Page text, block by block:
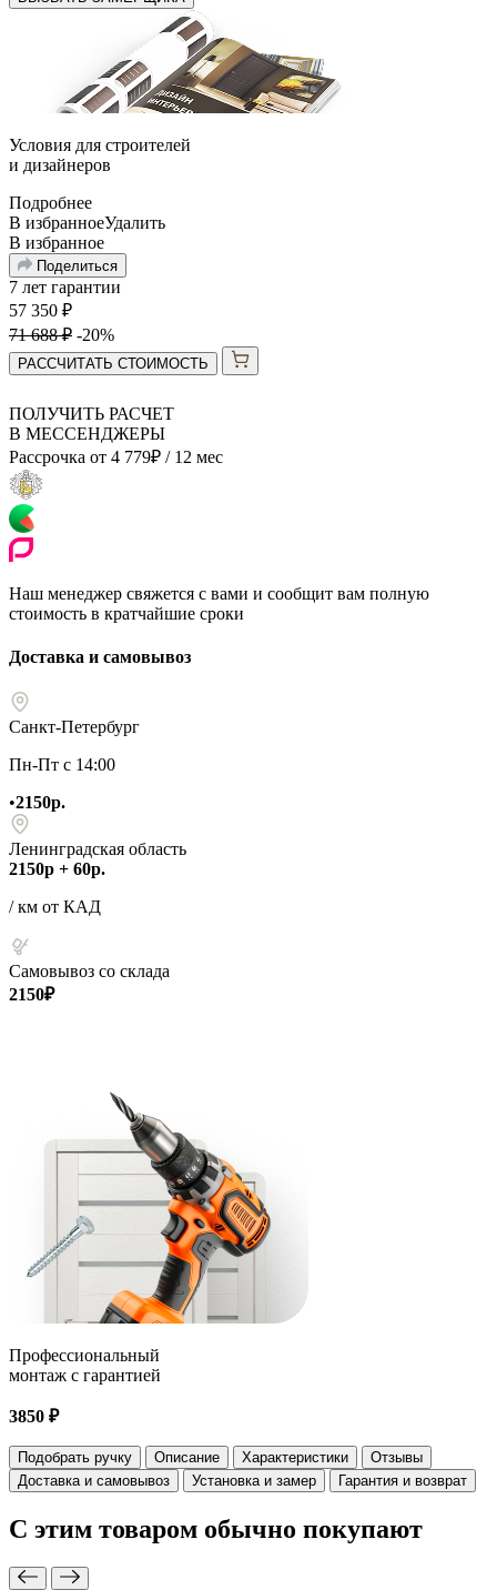
Условия для строителей
и дизайнеров
Подробнее
В избранноеУдалить
В избранное
Поделиться
7 лет гарантии
57 350 ₽
71 688₽ -20%
РАССЧИТАТЬ СТОИМОСТЬ
ПОЛУЧИТЬ РАСЧЕТ
В МЕССЕНДЖЕРЫ
Рассрочка от 4 779₽ / 12 мес
Наш менеджер свяжется с вами и сообщит вам полную
стоимость в кратчайшие сроки
Доставка и самовывоз
Санкт-Петербург
Пн-Пт с 14:00
•2150р.
Ленинградская область
2150р + 60р.
/ км от КАД
Самовывоз со склада
2150₽
Профессиональный
монтаж с гарантией
3850 ₽
Подобрать ручку Описание Характеристики
Отзывы
Доставка и самовывоз
Установка и замер Гарантия и возврат
С этим товаром обычно покупают